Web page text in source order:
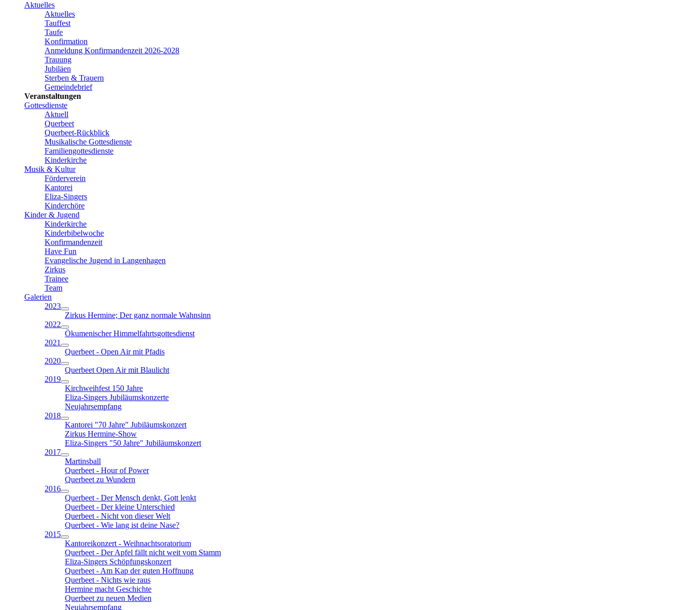
Aktuelles
Aktuelles
Tauffest
Taufe
Konfirmation
Anmeldung Konfirmandenzeit 2026-2028
Trauung
Jubiläen
Sterben & Trauern
Gemeindebrief
Veranstaltungen
Gottesdienste
Aktuell
Querbeet
Querbeet-Rückblick
Musikalische Gottesdienste
Familiengottesdienste
Kinderkirche
Musik & Kultur
Förderverein
Kantorei
Eliza-Singers
Kinderchöre
Kinder & Jugend
Kinderkirche
Kinderbibelwoche
Konfirmandenzeit
Have Fun
Evangelische Jugend in Langenhagen
Zirkus
Trainee
Team
Galerien
2023
Zirkus Hermine; Der ganz normale Wahnsinn
2022
Ökumenischer Himmelfahrtsgottesdienst
2021
Querbeet - Open Air mit Pfadis
2020
Querbeet Open Air mit Blaulicht
2019
Kirchweihfest 150 Jahre
Eliza-Singers Jubiläumskonzerte
Neujahrsempfang
2018
Kantorei "70 Jahre" Jubiläumskonzert
Zirkus Hermine-Show
Eliza-Singers "50 Jahre" Jubiläumskonzert
2017
Martinsball
Querbeet - Hour of Power
Querbeet zu Wundern
2016
Querbeet - Der Mensch denkt, Gott lenkt
Querbeet - Der kleine Unterschied
Querbeet - Nicht von dieser Welt
Querbeet - Wie lang ist deine Nase?
2015
Kantoreikonzert - Weihnachtsoratorium
Querbeet - Der Apfel fällt nicht weit vom Stamm
Eliza-Singers Schöpfungskonzert
Querbeet - Am Kap der guten Hoffnung
Querbeet - Nichts wie raus
Hermine macht Geschichte
Querbeet zu neuen Medien
Neujahrsempfang